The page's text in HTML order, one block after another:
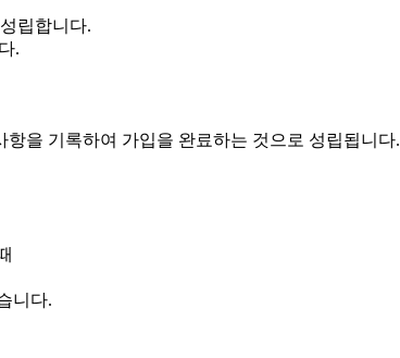
립합니다.
.
을 기록하여 가입을 완료하는 것으로 성립됩니다.
니다.